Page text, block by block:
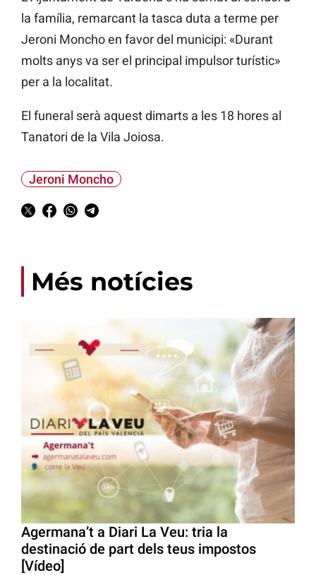
la família, remarcant la tasca duta a terme per
Jeroni Moncho en favor del municipi: «Durant
molts anys va ser el principal impulsor turístic»
per a la localitat.
El funeral serà aquest dimarts a les 18 hores al
Tanatori de la Vila Joiosa.
Jeroni Moncho
Més notícies
Agermana’t a Diari La Veu: tria la
destinació de part dels teus impostos
[Vídeo]